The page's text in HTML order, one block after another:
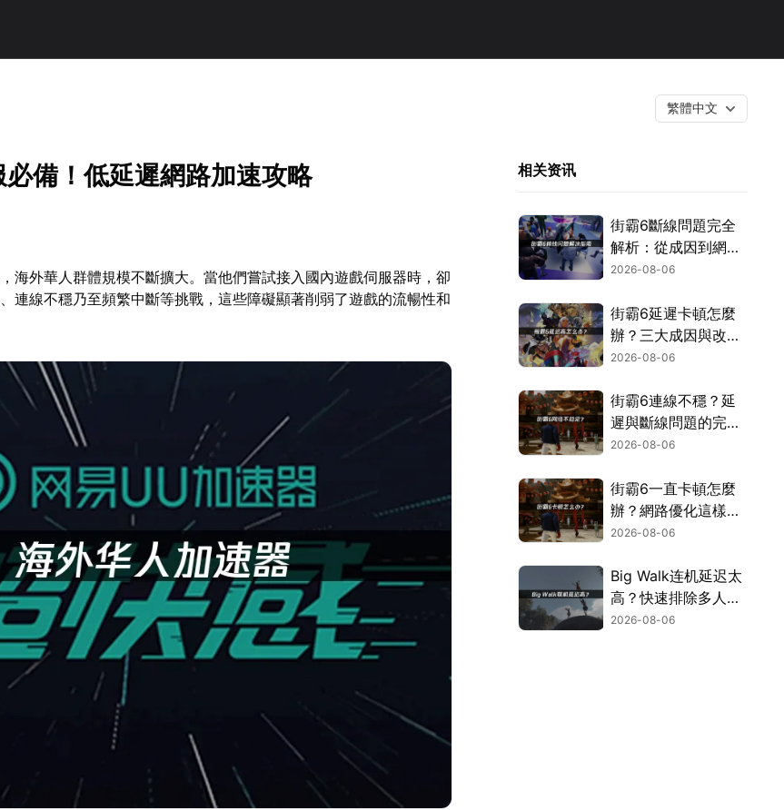
繁體中文
備！低延遲網路加速攻略
海外華人群體規模不斷擴大。當他們嘗試接入國內遊戲伺服器時，卻
連線不穩乃至頻繁中斷等挑戰，這些障礙顯著削弱了遊戲的流暢性和
相关资讯
街霸6斷線問題完全
解析：從成因到網路
優化的實用攻略！
2026-08-06
街霸6延遲卡頓怎麼
辦？三大成因與改善
對策！
2026-08-06
街霸6連線不穩？延
遲與斷線問題的完整
解決指南！
2026-08-06
街霸6一直卡頓怎麼
辦？網路優化這樣解
決！
2026-08-06
Big Walk连机延迟太
高？快速排除多人游
玩卡顿困扰！
2026-08-06